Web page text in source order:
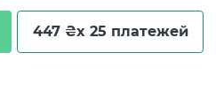
447 ₴x 25 платежей